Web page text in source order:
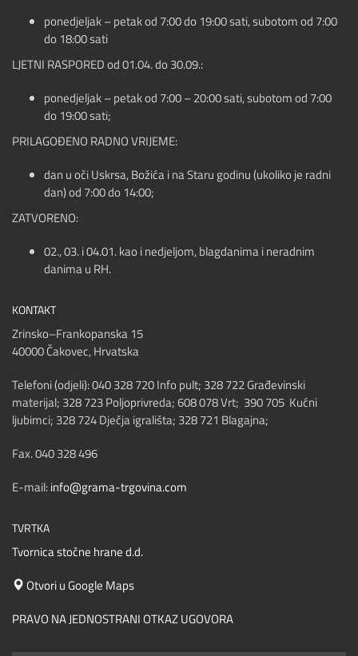
ponedjeljak – petak od 7:00 do 19:00 sati, subotom od 7:00
do 18:00 sati
LJETNI RASPORED od 01.04. do 30.09.:
ponedjeljak – petak od 7:00 – 20:00 sati, subotom od 7:00
do 19:00 sati;
PRILAGOĐENO RADNO VRIJEME:
dan u oči Uskrsa, Božića i na Staru godinu (ukoliko je radni
dan) od 7:00 do 14:00;
ZATVORENO:
02., 03. i 04.01. kao i nedjeljom, blagdanima i neradnim
danima u RH.
KONTAKT
Zrinsko–Frankopanska 15
40000 Čakovec, Hrvatska
Telefoni (odjeli): 040 328 720 Info pult; 328 722 Građevinski
materijal; 328 723 Poljoprivreda; 608 078 Vrt; 390 705 Kućni
ljubimci; 328 724 Dječja igrališta; 328 721 Blagajna;
Fax. 040 328 496
E-mail:info@grama-trgovina.com
TVRTKA
Tvornica stočne hrane d.d.
Otvori u Google Maps
PRAVO NA JEDNOSTRANI OTKAZ UGOVORA